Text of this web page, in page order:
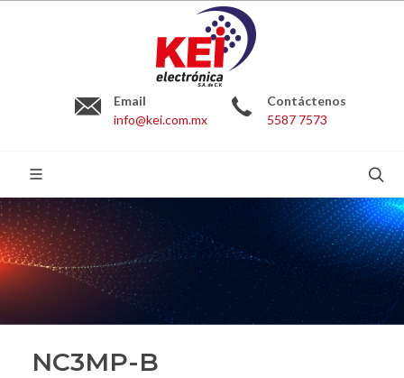
Email
info@kei.com.mx
Contáctenos
5587 7573
NC3MP-B